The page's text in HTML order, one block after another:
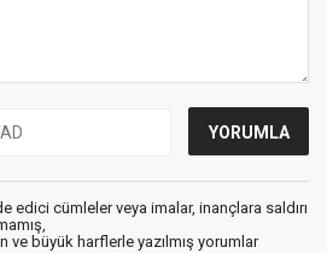
edici cümleler veya imalar, inançlara saldırı
ve büyük harflerle yazılmış yorumlar